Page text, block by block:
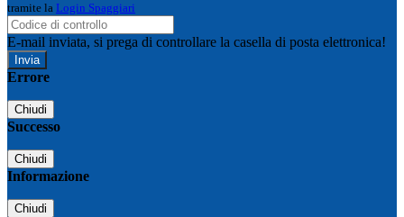
tramite la Login Spaggiari
E-mail inviata, si prega di controllare la casella di posta elettronica!
Errore
Chiudi
Successo
Chiudi
Informazione
Chiudi